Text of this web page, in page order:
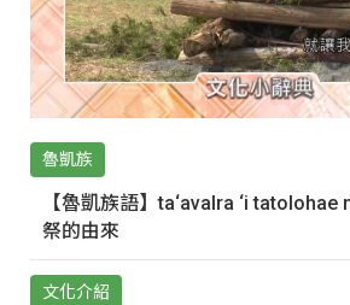
魯凱族
【魯凱族語】ta‘avalra ‘i tatolohae
祭的由來
文化介紹